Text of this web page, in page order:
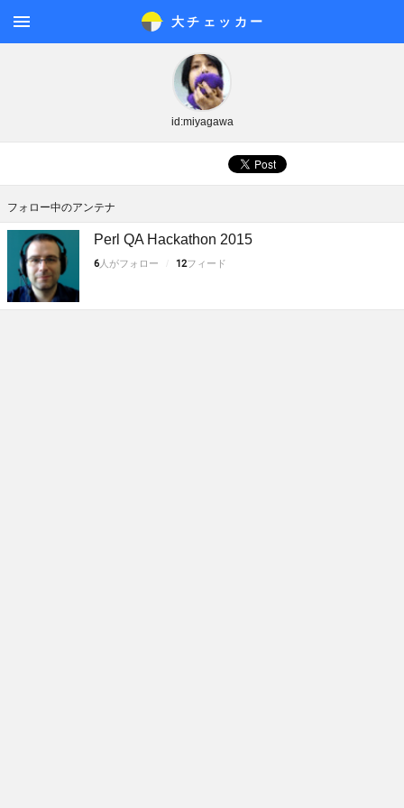
大チェッカ ー
メニ
id:miyagawa
フォロー中のアンテナ
Perl QA Hackathon 2015
6 人がフォロー 12フィード